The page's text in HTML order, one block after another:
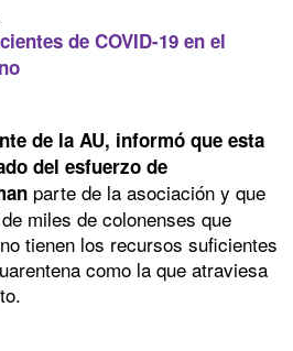
de COVID-19 en el
de la AU, informó que esta
del esfuerzo de
parte de la asociación y que
miles de colonenses que
tienen los recursos suficientes
como la que atraviesa